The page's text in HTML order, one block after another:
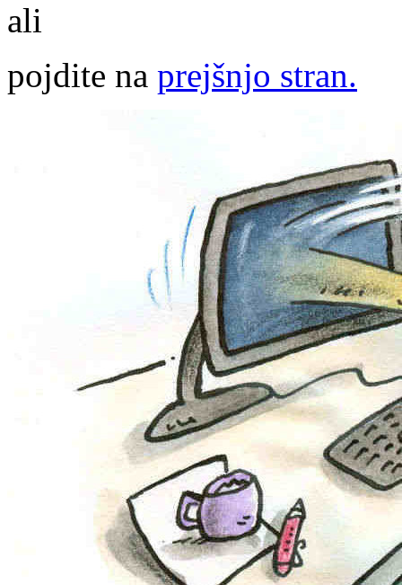
ali
pojdite na prejšnjo stran.